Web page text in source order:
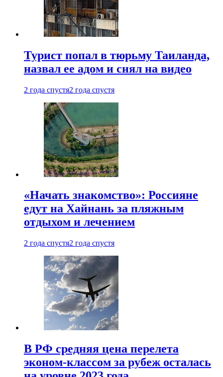
Турист попал в тюрьму Таиланда,
назвал ее адом и снял на видео
2 года спустя2 года спустя
«Начать знакомство»: Россияне
едут на Хайнань за пляжным
отдыхом и лечением
2 года спустя2 года спустя
В РФ средняя цена перелета
эконом-классом за рубеж осталась